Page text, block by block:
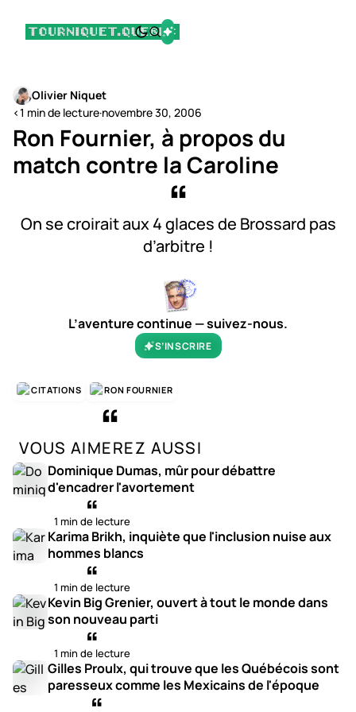
Olivier Niquet
<1 min de lecture·novembre 30, 2006
Ron Fournier, à propos du
match contre la Caroline
On se croirait aux 4 glaces de Brossard pas
d’arbitre !
L’aventure continue — suivez-nous.
S’INSCRIRE
CITATIONS RON FOURNIER
VOUS AIMEREZ AUSSI
Dominique Dumas, mûr pour débattre
d'encadrer l'avortement
1 min de lecture
Karima Brikh, inquiète que l'inclusion nuise aux
hommes blancs
1 min de lecture
Kevin Big Grenier, ouvert à tout le monde dans
son nouveau parti
1 min de lecture
Gilles Proulx, qui trouve que les Québécois sont
paresseux comme les Mexicains de l'époque